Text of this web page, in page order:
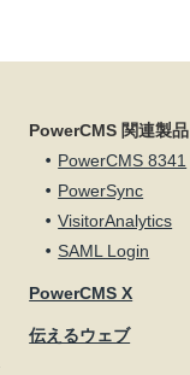
PowerCMS 関連製品
PowerCMS 8341
PowerSync
VisitorAnalytics
SAML Login
PowerCMS X
伝えるウェブ